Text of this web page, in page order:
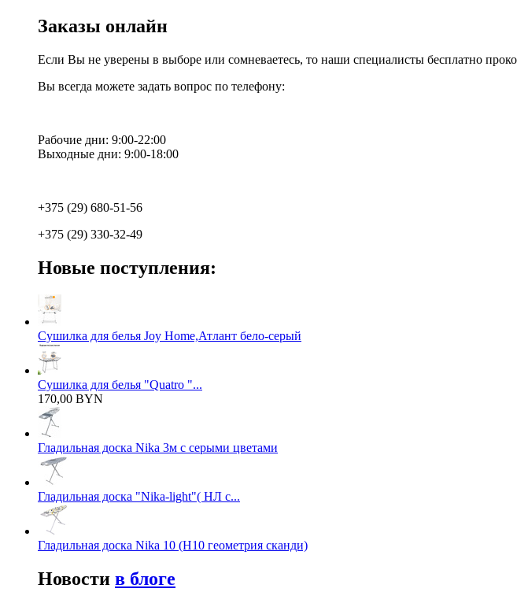
Заказы онлайн
Если Вы не уверены в выборе или сомневаетесь, то наши специалисты бесплатно
Вы всегда можете задать вопрос по телефону:
Рабочие дни: 9:00-22:00
Выходные дни: 9:00-18:00
+375 (29) 680-51-56
+375 (29) 330-32-49
Новые поступления:
Сушилка для белья Joy Home,Атлант бело-серый
Сушилка для белья "Quatro "...
170,00 BYN
Гладильная доска Nika 3м с серыми цветами
Гладильная доска "Nika-light"( НЛ с...
Гладильная доска Nika 10 (Н10 геометрия сканди)
Новости в блоге